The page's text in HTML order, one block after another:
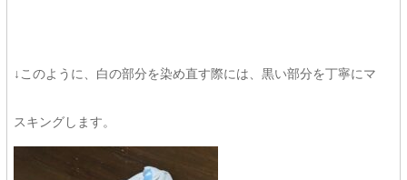
↓このように、白の部分を染め直す際には、黒い部分を丁寧にマ
スキングします。